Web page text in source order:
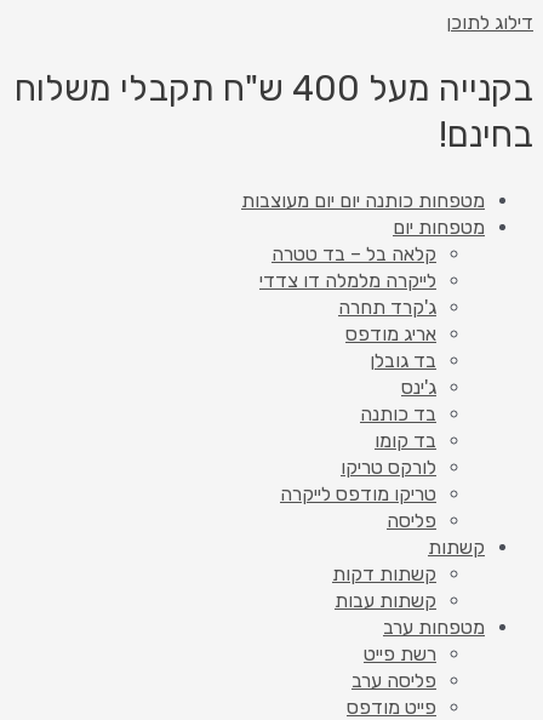
דילוג לתוכן
בקנייה מעל 400 ש"ח תקבלי משלוח
בחינם!
מטפחות כותנה יום יום מעוצבות
מטפחות יום
קלאה בל – בד טטרה
לייקרה מלמלה דו צדדי
ג'קרד תחרה
אריג מודפס
בד גובלן
ג'ינס
בד כותנה
בד קומו
לורקס טריקו
טריקו מודפס לייקרה
פליסה
קשתות
קשתות דקות
קשתות עבות
מטפחות ערב
רשת פייט
פליסה ערב
פייט מודפס